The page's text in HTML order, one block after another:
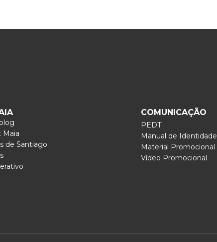
Maia
de Santiago
COMUNICAÇÃO
PEDT
Manual de Identidade
Material Promocional
Vídeo Promocional